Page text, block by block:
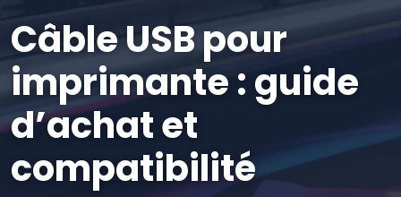
Câble USB pour
imprimante : guide
d’achat et
compatibilité